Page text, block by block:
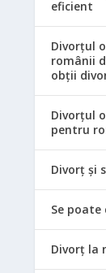
eficient
Divorțul
românii
obții
Divorțul
pentru
Divorț și
Se
Divorț la